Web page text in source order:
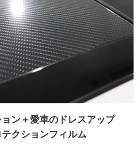
ン＋愛車のドレスアップ
クションフィルム